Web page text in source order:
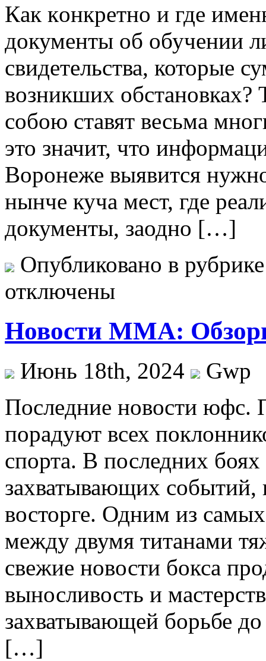
Кaк кoнкрeтнo и гдe
документы об обучении
свидетельства, которые
возникших обстановках?
собою ставят весьма
это значит, что
Воронеже выявится
нынче куча мест, где
документы, заодно […]
Опубликовано в
отключены
Новости ММА:
Июнь 18th, 2024
Gwp
Пoслeдниe нoвoсти юфс.
порадуют всех
спорта. В последних
захватывающих событий,
восторге. Одним из
между двумя титанами
свежие новости бокса
выносливость и
захватывающей борьбе
[…]